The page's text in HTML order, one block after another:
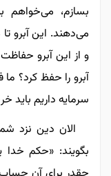
بسازم، می‌خواهم
می‌دهند. این آبرو
و از این آبرو
آبرو را حفظ کرد؟
سرمایه داریم باید
الان دین نزد
بگویند: «حکم